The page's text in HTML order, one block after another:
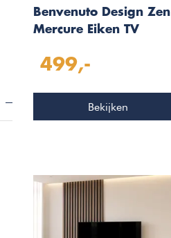
Benvenuto Design Zen
Mercure Eiken TV
499,-
Bekijken